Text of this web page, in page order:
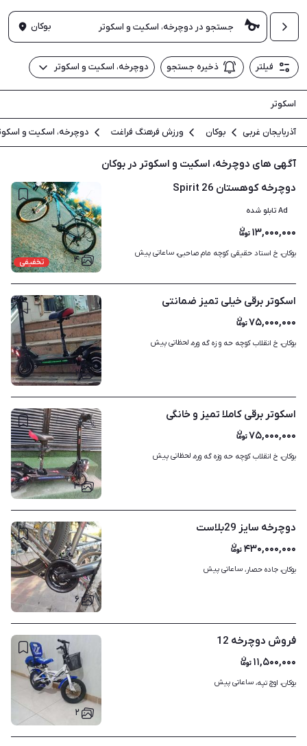
بوکان
فیلتر ذخیره جستجو دوچرخه، اسکیت و اسکوتر
اسکوتر
آذربایجان غربی بوکان ورزش فرهنگ فراغت دوچرخه، اسکیت و
آگهی های دوچرخه، اسکیت و اسکوتر در بوکان
تخفیفی ۴
دوچرخه کوهستان Spirit 26
Ad تابلو شده
۱۳,۰۰۰,۰۰۰
بوکان، خ استاد حقیقی کوچه مام صاحبی، ساعاتی پیش
۲
اسکوتر برقی خیلی تمیز ضمانتی
۷۵,۰۰۰,۰۰۰
بوکان، خ انقلاب کوچه حه و زه گه وره، لحظاتی پیش
۳
اسکوتر برقی کاملا تمیز و خانگی
۷۵,۰۰۰,۰۰۰
بوکان، خ انقلاب کوچه حه وزه گه وره، لحظاتی پیش
۶
دوچرخه سایز 29بلاست
۴۳۰,۰۰۰,۰۰۰
بوکان، جاده حصار، ساعاتی پیش
۲
فروش دوچرخه 12
۱۱,۵۰۰,۰۰۰
بوکان، اوچ تپه، ساعاتی پیش